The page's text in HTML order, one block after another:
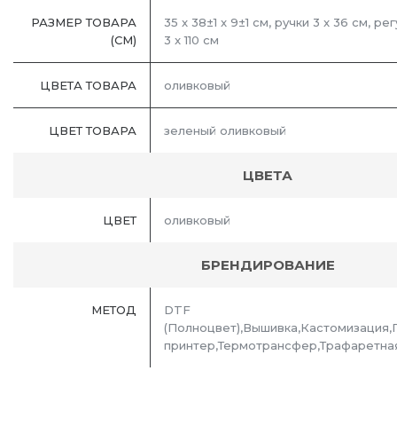
РАЗМЕР ТОВАРА
(СМ)
35 x 38±1 x 9±1 см, ручки 3 x 36 см,
3 x 110 см
ЦВЕТА ТОВАРА оливковый
ЦВЕТ ТОВАРА зеленый оливковый
ЦВЕТА
ЦВЕТ оливковый
БРЕНДИРОВАНИЕ
МЕТОД
DTF